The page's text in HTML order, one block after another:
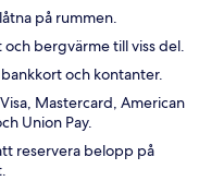
på rummen.
bergvärme till viss del.
och kontanter.
Mastercard, American
Union Pay.
reservera belopp på